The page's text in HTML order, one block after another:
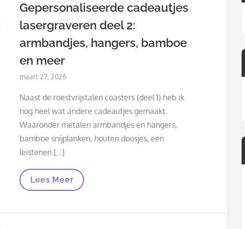
Gepersonaliseerde cadeautjes
lasergraveren deel 2:
armbandjes, hangers, bamboe
en meer
Posted
maart 27, 2026
Naast de roestvrijstalen coasters (deel 1) heb ik
nog heel wat andere cadeautjes gemaakt.
Waaronder metalen armbandjes en hangers,
bamboe snijplanken, houten doosjes, een
leistenen […]
Gepersonaliseerde
Cadeautjes
2:
Lees Meer